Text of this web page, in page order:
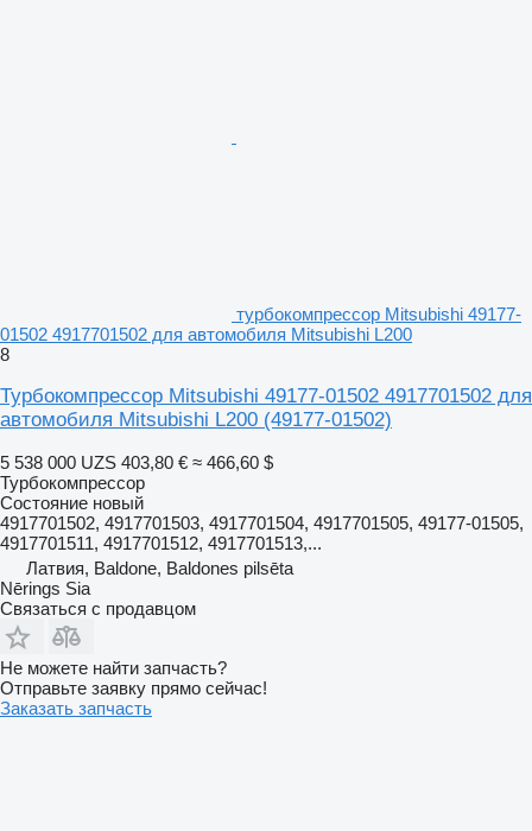
турбокомпрессор Mitsubishi 49177-
01502 4917701502 для автомобиля Mitsubishi L200
8
Турбокомпрессор Mitsubishi 49177-01502 4917701502 для
автомобиля Mitsubishi L200 (49177-01502)
5 538 000 UZS 403,80 € ≈ 466,60 $
Турбокомпрессор
Состояние новый
4917701502, 4917701503, 4917701504, 4917701505, 49177-01505,
4917701511, 4917701512, 4917701513,...
Латвия, Baldone, Baldones pilsēta
Nērings Sia
Связаться с продавцом
Не можете найти запчасть?
Отправьте заявку прямо сейчас!
Заказать запчасть